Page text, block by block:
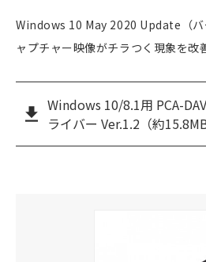
Windows 10 May 2020 Update（
ャプチャー映像がチラつく現象を改
Windows 10/8.1用 PCA-
ライバー Ver.1.2（約15.8MB